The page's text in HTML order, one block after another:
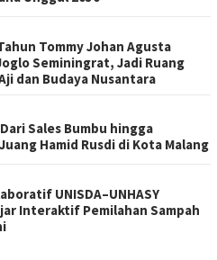
Tommy Johan Agusta
Seminingrat, Jadi Ruang
dan Budaya Nusantara
Sales Bumbu hingga
Hamid Rusdi di Kota Malang
UNISDA–UNHASY
Interaktif Pemilahan Sampah